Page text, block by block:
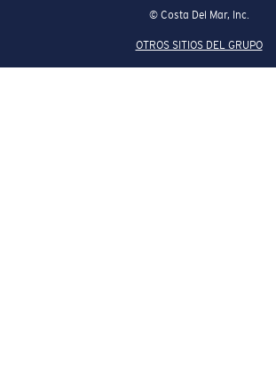
© Costa Del Mar, Inc.
OTROS SITIOS DEL GRUPO